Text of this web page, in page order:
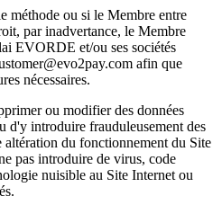
méthode ou si le Membre entre
par inadvertance, le Membre
EVORDE et/ou ses sociétés
afin que
nécessaires.
ou modifier des données
d'y introduire frauduleusement des
altération du fonctionnement du Site
pas introduire de virus, code
nuisible au Site Internet ou